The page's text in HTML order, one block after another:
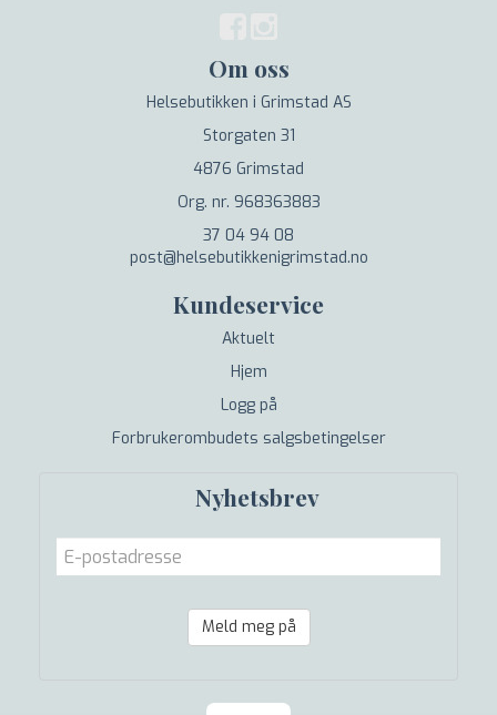
Om oss
Helsebutikken i Grimstad AS
Storgaten 31
4876 Grimstad
Org. nr. 968363883
37 04 94 08
post@helsebutikkenigrimstad.no
Kundeservice
Aktuelt
Hjem
Logg på
Forbrukerombudets salgsbetingelser
Nyhetsbrev
Meld meg på